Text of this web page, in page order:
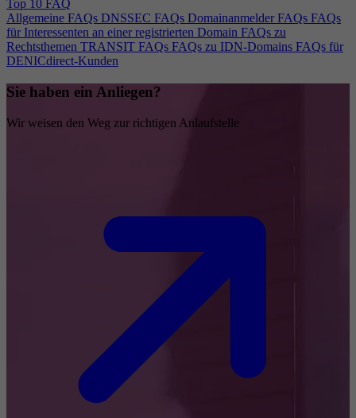
Top 10 FAQ
Allgemeine FAQs DNSSEC FAQs Domainanmelder FAQs FAQs
für Interessenten an einer registrierten Domain FAQs zu
Rechtsthemen TRANSIT FAQs FAQs zu IDN-Domains FAQs für
DENICdirect-Kunden
Sie haben ein Anliegen?
Wir weisen den Weg zur richtigen Anlaufstelle